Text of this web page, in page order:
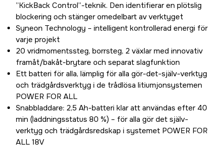
”KickBack Control”-teknik. Den identifierar en plötslig
blockering och stänger omedelbart av verktyget
Syneon Technology – intelligent kontrollerad energi för
varje projekt
20 vridmomentssteg, borrsteg, 2 växlar med innovativ
framåt/bakåt-brytare och separat slagfunktion
Ett batteri för alla, lämplig för alla gör-det-själv-verktyg
och trädgårdsverktyg i de trådlösa litiumjonsystemen
POWER FOR ALL
Snabbladdare: 2,5 Ah-batteri klar att användas efter 40
min (laddningsstatus 80 %) – för alla gör det själv-
verktyg och trädgårdsredskap i systemet POWER FOR
ALL 18V